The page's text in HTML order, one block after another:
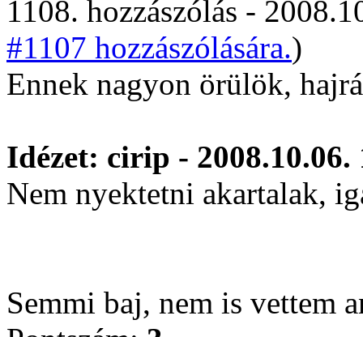
1108. hozzászólás -
#1107 hozzászólására.)
Ennek nagyon örülök,
Idézet: cirip - 2008.10.06.
Nem nyektetni akartalak,
Semmi baj, nem is vettem